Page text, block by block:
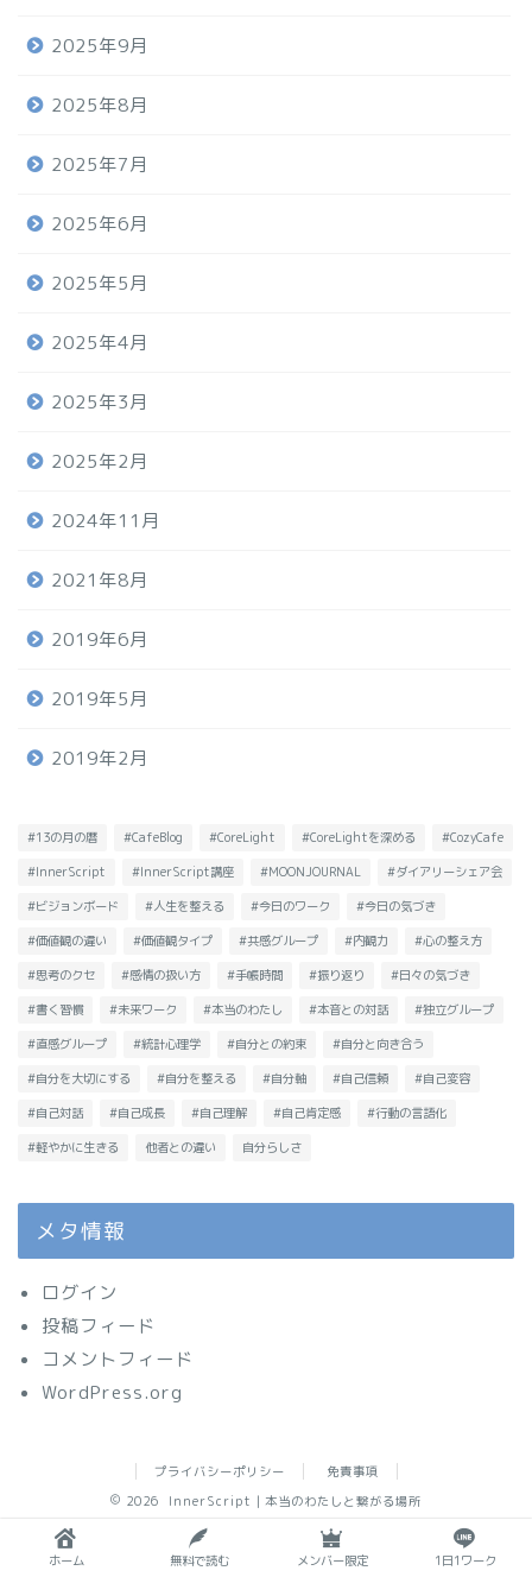
2025年9月
2025年8月
2025年7月
2025年6月
2025年5月
2025年4月
2025年3月
2025年2月
2024年11月
2021年8月
2019年6月
2019年5月
2019年2月
#13の月の暦 #CafeBlog #CoreLight #CoreLightを深める #CozyCafe
#InnerScript #InnerScript講座 #MOONJOURNAL #ダイアリーシェア会
#ビジョンボード #人生を整える #今日のワーク #今日の気づき
#価値観の違い #価値観タイプ #共感グループ #内観力 #心の整え方
#思考のクセ #感情の扱い方 #手帳時間 #振り返り #日々の気づき
#書く習慣 #未来ワーク #本当のわたし #本音との対話 #独立グループ
#直感グループ #統計心理学 #自分との約束 #自分と向き合う
#自分を大切にする #自分を整える #自分軸 #自己信頼 #自己変容
#自己対話 #自己成長 #自己理解 #自己肯定感 #行動の言語化
#軽やかに生きる 他者との違い 自分らしさ
メタ情報
ログイン
投稿フィード
コメントフィード
WordPress.org
プライバシーポリシー
免責事項
2026 InnerScript｜本当のわたしと繋がる場所
ホーム 無料で読む メンバー限定 1日1ワーク